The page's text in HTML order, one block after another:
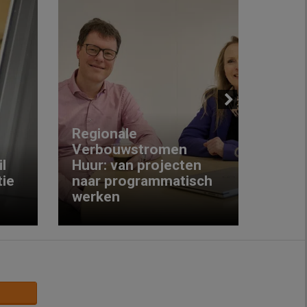
Regionale
Verbouwstromen
Huur: van projecten
naar programmatisch
werken
Next